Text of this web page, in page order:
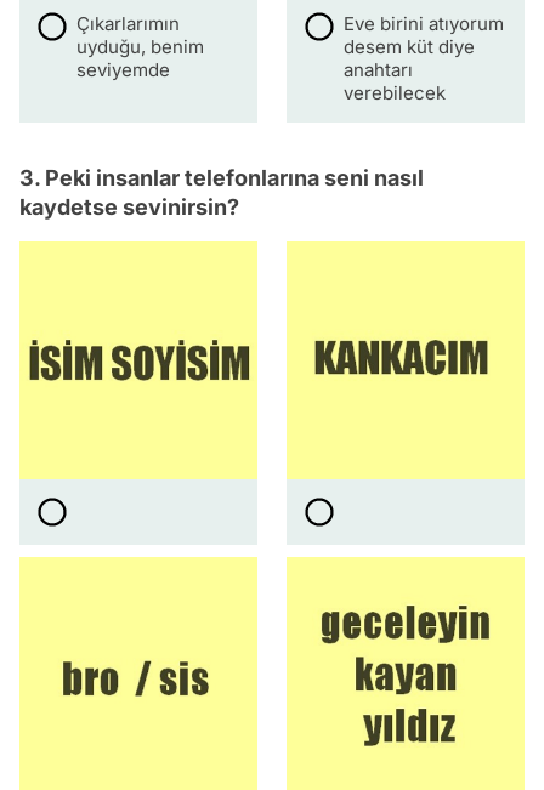
Çıkarlarımın
uyduğu, benim
seviyemde
Eve birini atıyorum
desem küt diye
anahtarı
verebilecek
3. Peki insanlar telefonlarına seni nasıl
kaydetse sevinirsin?